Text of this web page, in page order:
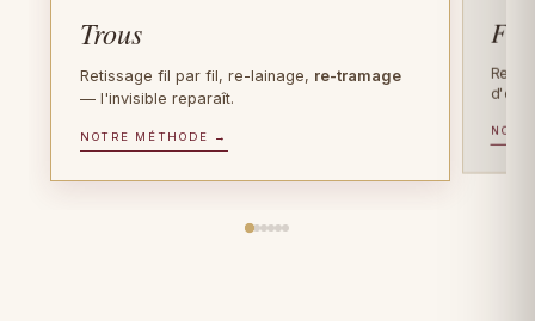
Trous
Retissage fil par fil, re-lainage, re-tramage
— l'invisible reparaît.
NOTRE MÉTHODE →
PIÈCES D'EXCEPTION
Tapis anciens
FIBRE PRÉCIEUSE
Tapis en soie